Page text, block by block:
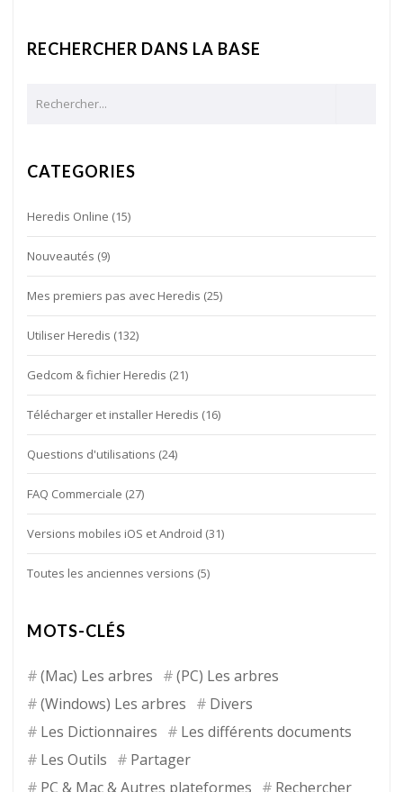
RECHERCHER DANS LA BASE
CATEGORIES
Heredis Online (15)
Nouveautés (9)
Mes premiers pas avec Heredis (25)
Utiliser Heredis (132)
Gedcom & fichier Heredis (21)
Télécharger et installer Heredis (16)
Questions d'utilisations (24)
FAQ Commerciale (27)
Versions mobiles iOS et Android (31)
Toutes les anciennes versions (5)
MOTS-CLÉS
(Mac) Les arbres
(PC) Les arbres
(Windows) Les arbres
Divers
Les Dictionnaires
Les différents documents
Les Outils
Partager
PC & Mac & Autres plateformes
Rechercher